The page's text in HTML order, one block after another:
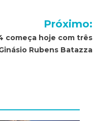
Próximo:
começa hoje com três
Rubens Batazza